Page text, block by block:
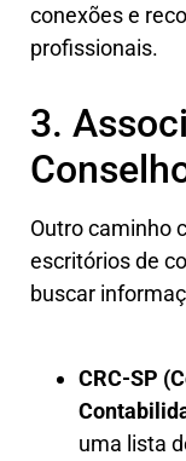
conexões e
profissionais.
3.
Outro caminho
escritórios de
buscar
CRC-SP
uma lista